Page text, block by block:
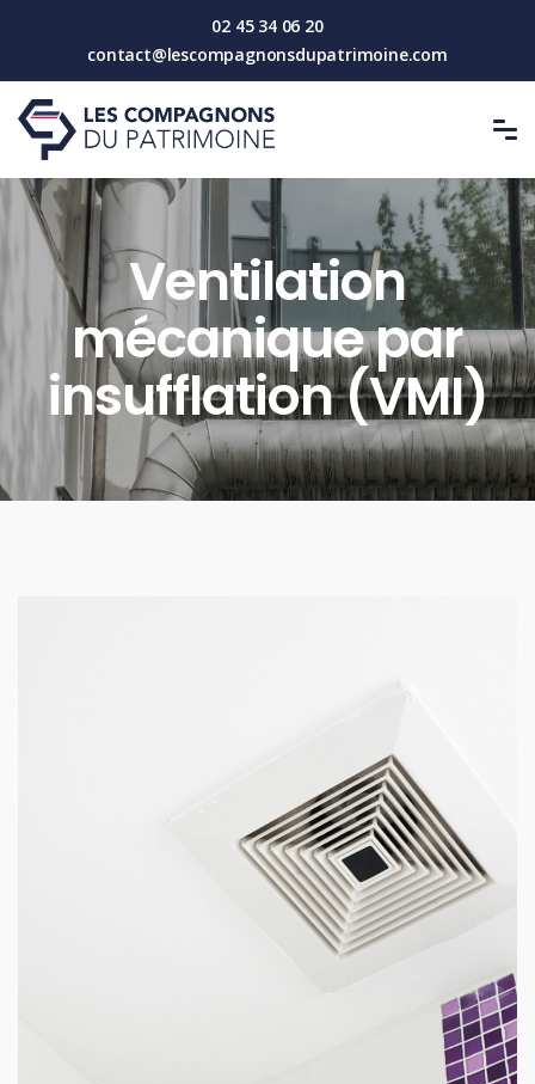
02 45 34 06 20
contact@lescompagnonsdupatrimoine.com
Ventilation
mécanique par
insufflation (VMI)